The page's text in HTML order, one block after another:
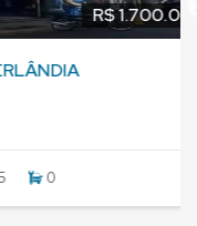
R$ 1.700.000,00